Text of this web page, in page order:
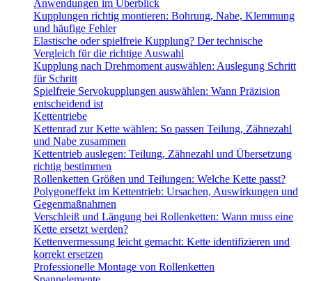
Anwendungen im Überblick
Kupplungen richtig montieren: Bohrung, Nabe, Klemmung
und häufige Fehler
Elastische oder spielfreie Kupplung? Der technische
Vergleich für die richtige Auswahl
Kupplung nach Drehmoment auswählen: Auslegung Schritt
für Schritt
Spielfreie Servokupplungen auswählen: Wann Präzision
entscheidend ist
Kettentriebe
Kettenrad zur Kette wählen: So passen Teilung, Zähnezahl
und Nabe zusammen
Kettentrieb auslegen: Teilung, Zähnezahl und Übersetzung
richtig bestimmen
Rollenketten Größen und Teilungen: Welche Kette passt?
Polygoneffekt im Kettentrieb: Ursachen, Auswirkungen und
Gegenmaßnahmen
Verschleiß und Längung bei Rollenketten: Wann muss eine
Kette ersetzt werden?
Kettenvermessung leicht gemacht: Kette identifizieren und
korrekt ersetzen
Professionelle Montage von Rollenketten